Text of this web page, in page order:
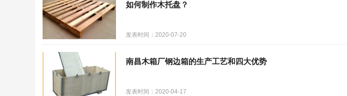
如何制作木托盘？
发表时间：2020-07-20
南昌木箱厂钢边箱的生产工艺和四大优势
发表时间：2020-04-17